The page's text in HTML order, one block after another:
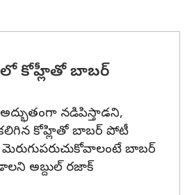
కోహ్లీతో బాబర్
అద్భుతంగా నడిపిస్తాడని,
కలిగిన కోహ్లితో బాబర్‌ పోటీ
బాబర్‌
అబ్దుల్ రజాక్